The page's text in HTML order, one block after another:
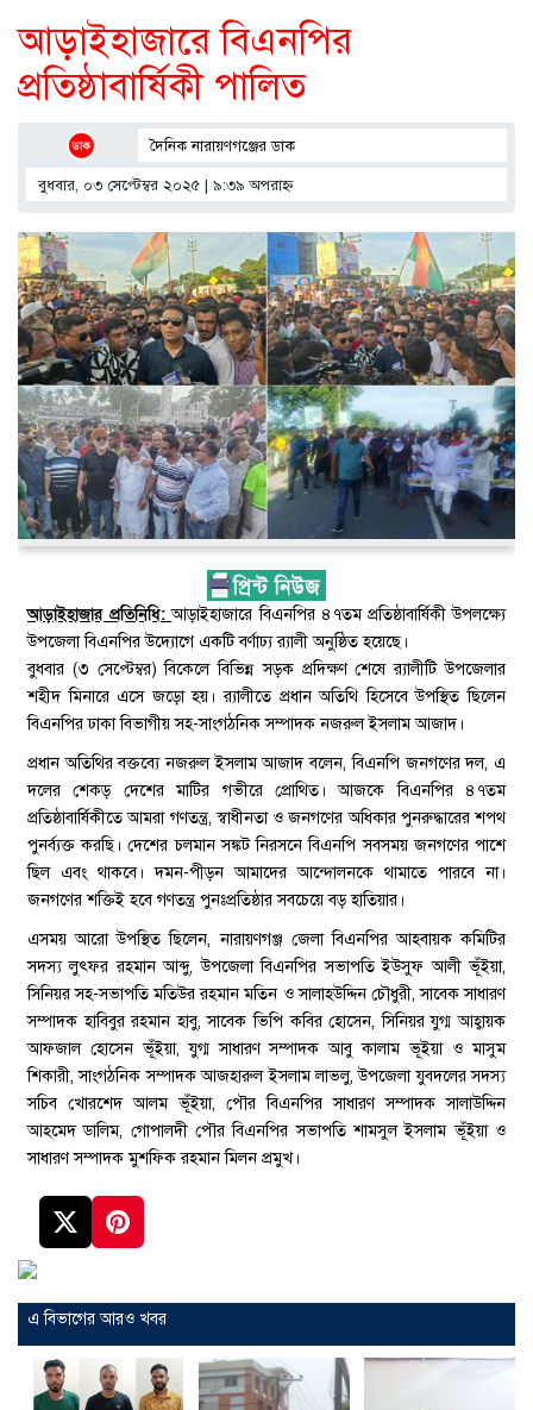
আড়াইহাজারে বিএনপির
প্রতিষ্ঠাবার্ষিকী পালিত
দৈনিক নারায়ণগঞ্জের ডাক
বুধবার, ০৩ সেপ্টেম্বর ২০২৫ | ৯:৩৯ অপরাহ্ণ
আড়াইহাজার প্রতিনিধি: আড়াইহাজারে বিএনপির ৪৭তম প্রতিষ্ঠাবার্ষিকী উপলক্ষ্যে
উপজেলা বিএনপির উদ্যোগে একটি বর্ণাঢ্য র‌্যালী অনুষ্ঠিত হয়েছে।
বুধবার (৩ সেপ্টেম্বর) বিকেলে বিভিন্ন সড়ক প্রদিক্ষণ শেষে র‌্যালীটি উপজেলার
শহীদ মিনারে এসে জড়ো হয়। র‌্যালীতে প্রধান অতিথি হিসেবে উপস্থিত ছিলেন
বিএনপির ঢাকা বিভাগীয় সহ-সাংগঠনিক সম্পাদক নজরুল ইসলাম আজাদ।
প্রধান অতিথির বক্তব্যে নজরুল ইসলাম আজাদ বলেন, বিএনপি জনগণের দল, এ
দলের শেকড় দেশের মাটির গভীরে প্রোথিত। আজকে বিএনপির ৪৭তম
প্রতিষ্ঠাবার্ষিকীতে আমরা গণতন্ত্র, স্বাধীনতা ও জনগণের অধিকার পুনরুদ্ধারের শপথ
পুনর্ব্যক্ত করছি। দেশের চলমান সঙ্কট নিরসনে বিএনপি সবসময় জনগণের পাশে
ছিল এবং থাকবে। দমন-পীড়ন আমাদের আন্দোলনকে থামাতে পারবে না।
জনগণের শক্তিই হবে গণতন্ত্র পুনঃপ্রতিষ্ঠার সবচেয়ে বড় হাতিয়ার।
এসময় আরো উপস্থিত ছিলেন, নারায়ণগঞ্জ জেলা বিএনপির আহবায়ক কমিটির
সদস্য লুৎফর রহমান আব্দু, উপজেলা বিএনপির সভাপতি ইউসুফ আলী ভূঁইয়া,
সিনিয়র সহ-সভাপতি মতিউর রহমান মতিন ও সালাহউদ্দিন চৌধুরী, সাবেক সাধারণ
সম্পাদক হাবিবুর রহমান হাবু, সাবেক ভিপি কবির হোসেন, সিনিয়র যুগ্ম আহ্বায়ক
আফজাল হোসেন ভূঁইয়া, যুগ্ম সাধারণ সম্পাদক আবু কালাম ভূইয়া ও মাসুম
শিকারী, সাংগঠনিক সম্পাদক আজহারুল ইসলাম লাভলু, উপজেলা যুবদলের সদস্য
সচিব খোরশেদ আলম ভূঁইয়া, পৌর বিএনপির সাধারণ সম্পাদক সালাউদ্দিন
আহমেদ ডালিম, গোপালদী পৌর বিএনপির সভাপতি শামসুল ইসলাম ভূঁইয়া ও
সাধারণ সম্পাদক মুশফিক রহমান মিলন প্রমুখ।
এ বিভাগের আরও খবর